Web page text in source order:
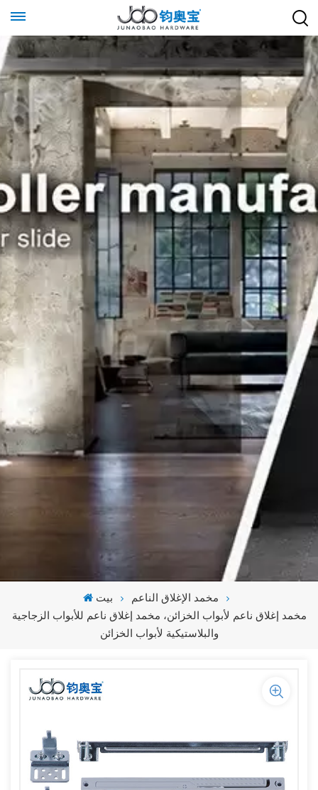
بيت
مخمد الإغلاق الناعم
مخمد إغلاق ناعم لأبواب الخزائن، مخمد إغلاق ناعم للأبواب الزجاجية
والبلاستيكية لأبواب الخزائن